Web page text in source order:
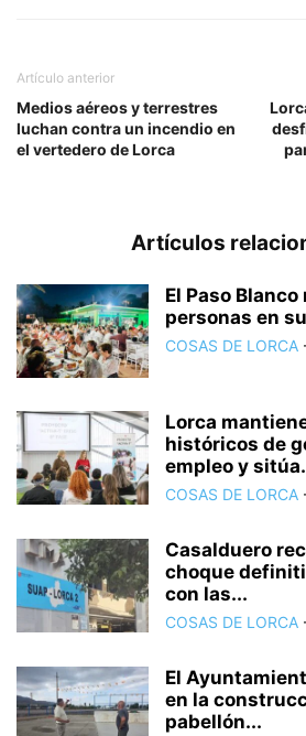
Artículo anterior
Medios aéreos y terrestres
luchan contra un incendio en
el vertedero de Lorca
Artículos
El Paso
personas en
COSAS DE LORCA
Lorca
históricos de
empleo y
COSAS DE LORCA
Casalduero
choque
con las...
COSAS DE LORCA
El
en la
pabellón...